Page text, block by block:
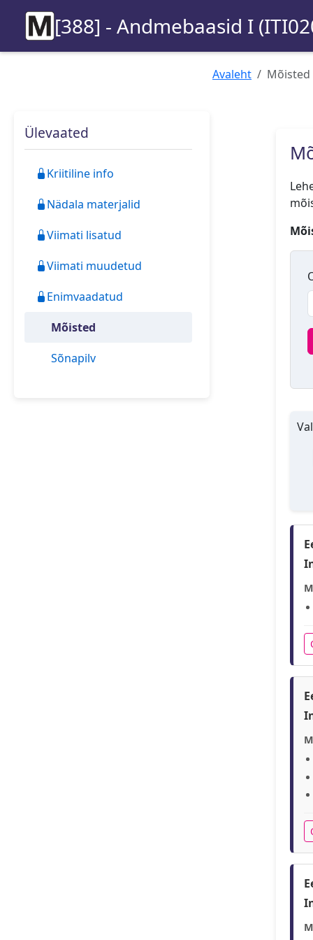
[388] - Andmebaasid I
Avaleht Mõisted
Ülevaated
Kriitiline info
Nädala materjalid
Viimati lisatud
Viimati muudetud
Enimvaadatud
Mõisted
Sõnapilv